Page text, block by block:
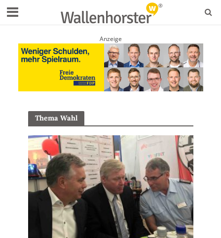
Anzeige
Thema Wahl